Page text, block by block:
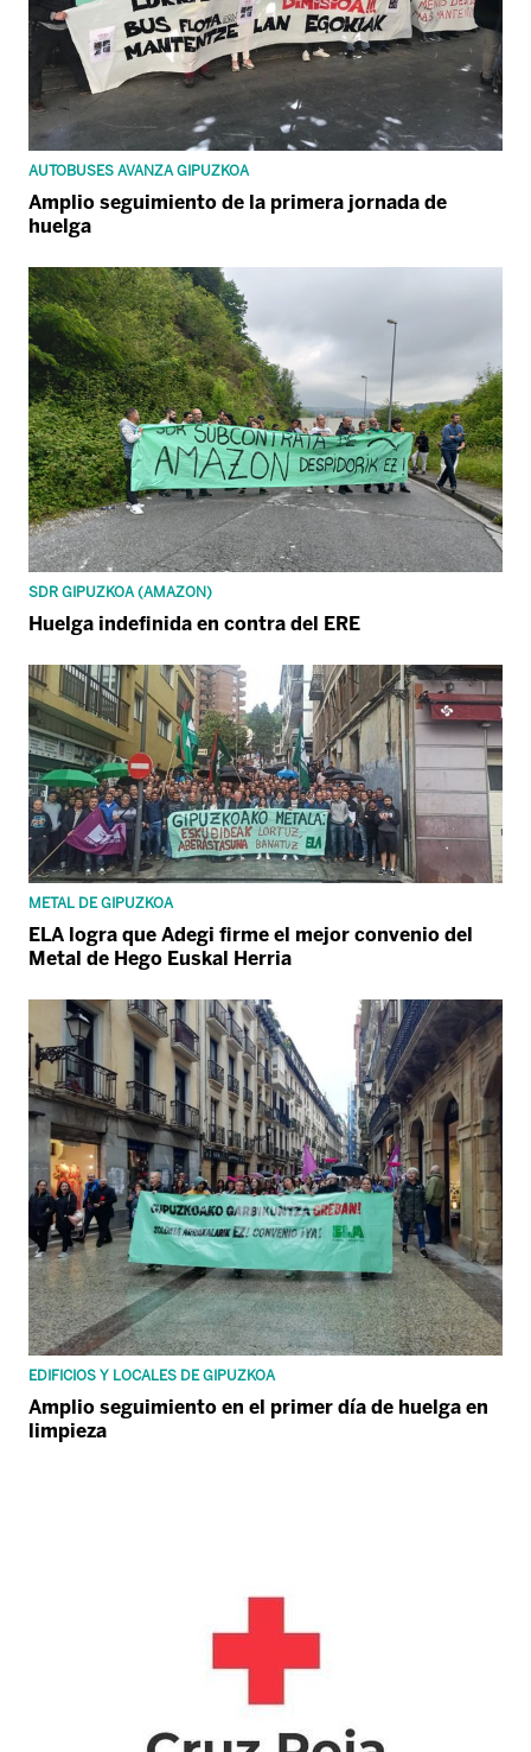
AUTOBUSES AVANZA GIPUZKOA
Amplio seguimiento de la primera jornada de
huelga
SDR GIPUZKOA (AMAZON)
Huelga indefinida en contra del ERE
METAL DE GIPUZKOA
ELA logra que Adegi firme el mejor convenio del
Metal de Hego Euskal Herria
EDIFICIOS Y LOCALES DE GIPUZKOA
Amplio seguimiento en el primer día de huelga en
limpieza